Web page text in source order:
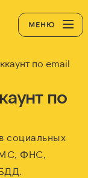
МЕНЮ
по email
по
социальных
ФНС,